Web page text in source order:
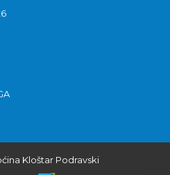
Kloštar Podravski